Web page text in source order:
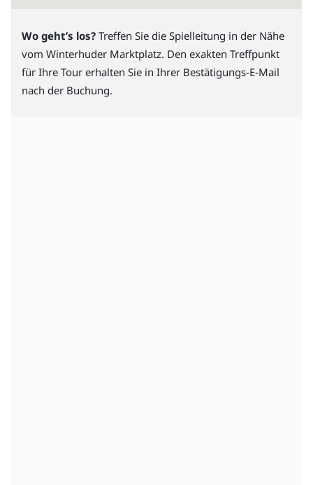
Wo geht’s los? Treffen Sie die Spielleitung in der Nähe
vom Winterhuder Marktplatz. Den exakten Treffpunkt
für Ihre Tour erhalten Sie in Ihrer Bestätigungs-E-Mail
nach der Buchung.